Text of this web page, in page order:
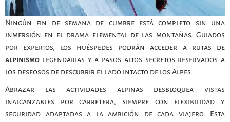
Ningún fin de semana de cumbre está completo sin una
inmersión en el drama elemental de las montañas. Guiados
por expertos, los huéspedes podrán acceder a rutas de
alpinismo legendarias y a pasos altos secretos reservados a
los deseosos de descubrir el lado intacto de los Alpes.
Abrazar las actividades alpinas desbloquea vistas
inalcanzables por carretera, siempre con flexibilidad y
seguridad adaptadas a la ambición de cada viajero. Esta